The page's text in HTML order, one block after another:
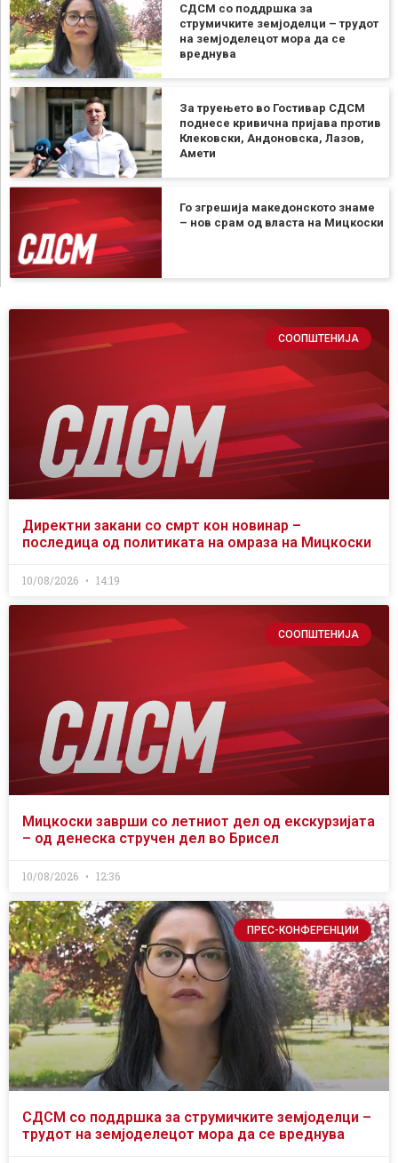
СДСМ со поддршка за
струмичките земјоделци – трудот
на земјоделецот мора да се
вреднува
За труењето во Гостивар СДСМ
поднесе кривична пријава против
Клековски, Андоновска, Лазов,
Амети
Го згрешија македонското знаме
– нов срам од власта на Мицкоски
СООПШТЕНИЈА
Директни закани со смрт кон новинар –
последица од политиката на омраза на Мицкоски
10/08/2026 14:19
СООПШТЕНИЈА
Мицкоски заврши со летниот дел од екскурзијата
– од денеска стручен дел во Брисел
10/08/2026 12:36
ПРЕС-КОНФЕРЕНЦИИ
СДСМ со поддршка за струмичките земјоделци –
трудот на земјоделецот мора да се вреднува